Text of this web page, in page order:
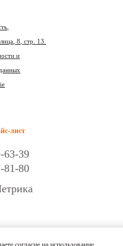
8, стр. 13.
и
лист
63-39
81-80